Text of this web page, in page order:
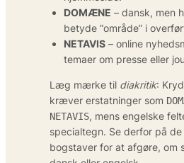
DOMÆNE – dansk, men
betyde “område” i
NETAVIS – online
temaer om presse eller
Læg mærke til diakritik:
kræver erstatninger som
NETAVIS, mens engelske
specialtegn. Se derfor på
bogstaver for at afgøre, om